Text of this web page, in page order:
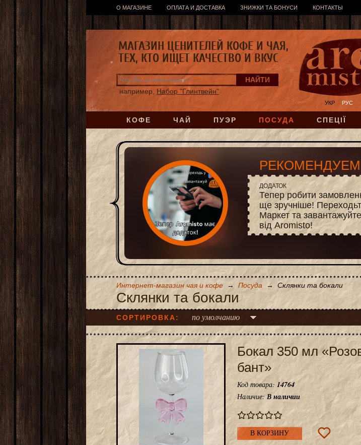
О МАГАЗИНЕ ОПЛАТА И ДОСТАВКА ЗНИЖКИ ТА БОНУСИ КОНТАКТЫ
КОФЕ ЧАЙ ПУЭР ПОСУДА СПЕЦІЇ
УКР РУС
например, Набор "Глинтвейн"
МАГАЗИН ЦЕНИТЕЛЕЙ КОФЕ И ЧАЯ,
ТЕХ, КТО ИЩЕТ КАЧЕСТВО И ВКУС
РЕКОМЕНДУЕМ
ДОДАТОК
Тепер робити
ще зручніше!
Маркет та
від Aromisto!
Интернет-магазин чая и кофе → Посуда → Склянки та бокали
Склянки та бокали
СОРТИРОВКА: по умолчанию
Бокал 350 мл
бант»
Код товара: 14764
Наличие:В наличии
В КОРЗИНУ